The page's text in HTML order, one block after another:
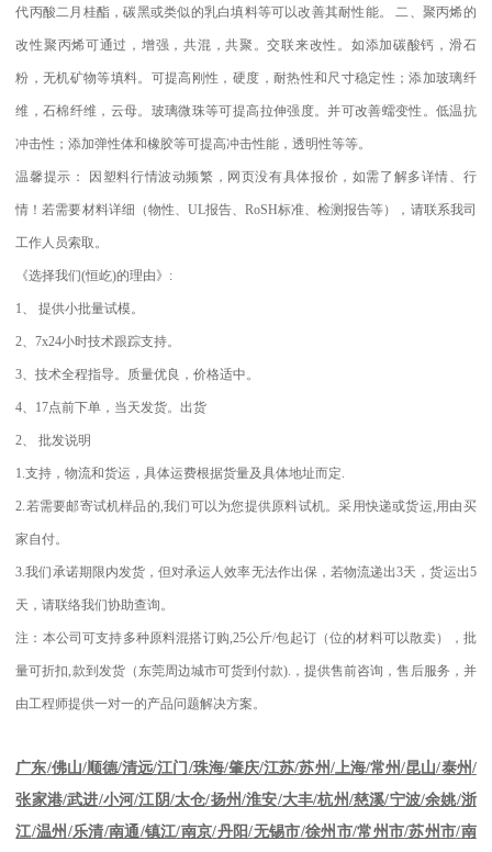
代丙酸二月桂酯，碳黑或类似的乳白填料等可以改善其耐性能。二、聚丙烯的
改性聚丙烯可通过，增强，共混，共聚。交联来改性。如添加碳酸钙，滑石
粉，无机矿物等填料。可提高刚性，硬度，耐热性和尺寸稳定性；添加玻璃纤
维，石棉纤维，云母。玻璃微珠等可提高拉伸强度。并可改善蠕变性。低温抗
冲击性；添加弹性体和橡胶等可提高冲击性能，透明性等等。
温馨提示： 因塑料行情波动频繁，网页没有具体报价，如需了解多详情、行
情！若需要材料详细（物性、 UL报告、RoSH标准、检测报告等），请联系我司
工作人员索取。
《选择我们(恒屹)的理由》 :
1、提供小批量试模。
2、7x24小时技术跟踪支持。
3、技术全程指导。质量优良，价格适中。
4、 17点前下单，当天发货。出货
2、批发说明
1.支持，物流和货运，具体运费根据货量及具体地址而定.
2.若需要邮寄试机样品的,我们可以为您提供原料试机。采用快递或货运,用由买
家自付。
3.我们承诺期限内发货，但对承运人效率无法作出保，若物流递出3天，货运出5
天，请联络我们协助查询。
注：本公司可支持多种原料混搭订购,25公斤/包起订（位的材料可以散卖），批
量可折扣,款到发货（东莞周边城市可货到付款). ，提供售前咨询，售后服务，并
由工程师提供一对一的产品问题解决方案。
广东/佛山/顺德/清远/江门 /珠海/肇庆/江苏/苏州/上海/常州/昆山/泰州/
张家港/武进/小河/江阴/太仓/扬州/淮安/大丰/杭州/慈溪/宁波/余姚/浙
江/温州/乐清/南通/镇江/南京/丹阳/无锡市/徐州市/常州市/苏州市/南